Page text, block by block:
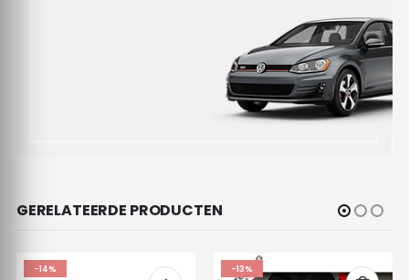
GERELATEERDE PRODUCTEN
-14% -13%